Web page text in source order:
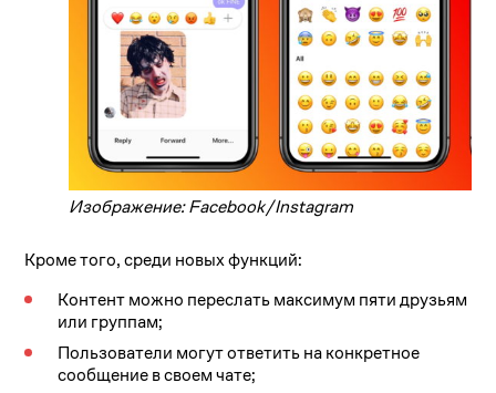
Изображение: Facebook/Instagram
Кроме того, среди новых функций:
Контент можно переслать максимум пяти друзьям
или группам;
Пользователи могут ответить на конкретное
сообщение в своем чате;